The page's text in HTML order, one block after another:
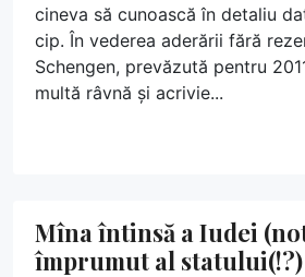
cineva să cunoască în detaliu
cip. În vederea aderării fără
Schengen, prevăzută pentru
multă râvnă și acrivie...
Mîna întinsă a Iudei
împrumut al